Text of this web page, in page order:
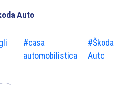
Auto
#casa
automobilistica
#Škoda
Auto